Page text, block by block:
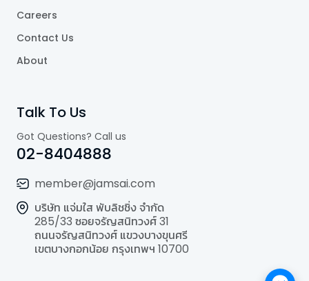
Careers
Contact Us
About
Talk To Us
Got Questions? Call us
02-8404888
member@jamsai.com
บริษัท แจ่มใส พับลิชชิ่ง จำกัด
285/33 ซอยจรัญสนิทวงศ์ 31
ถนนจรัญสนิทวงศ์ แขวงบางขุนศรี
เขตบางกอกน้อย กรุงเทพฯ 10700